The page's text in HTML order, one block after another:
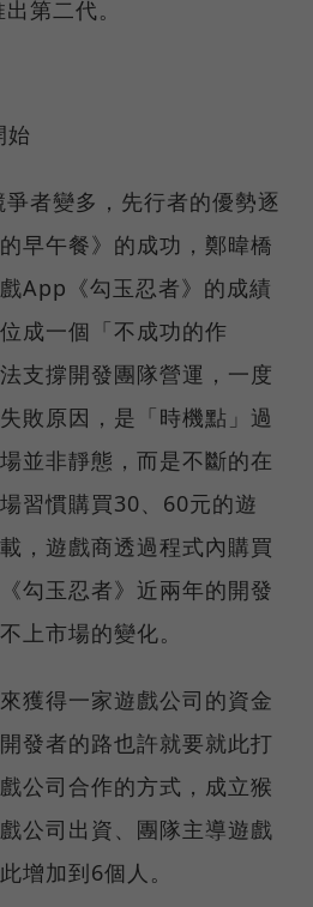
第二代。
始
者變多，先行者的優勢逐
早午餐》的成功，鄭暐橋
App《勾玉忍者》的成績
成一個「不成功的作
支撐開發團隊營運，一度
敗原因，是「時機點」過
並非靜態，而是不斷的在
習慣購買30、60元的遊
，遊戲商透過程式內購買
勾玉忍者》近兩年的開發
上市場的變化。
獲得一家遊戲公司的資金
發者的路也許就要就此打
公司合作的方式，成立猴
公司出資、團隊主導遊戲
增加到6個人。